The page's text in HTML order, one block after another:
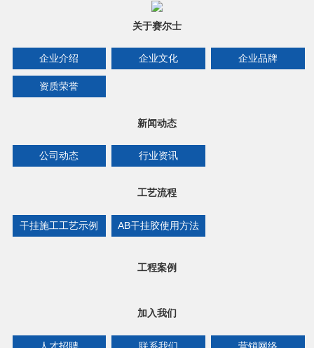
关于赛尔士
企业介绍 企业文化 企业品牌
资质荣誉
新闻动态
公司动态 行业资讯
工艺流程
干挂施工工艺示例 AB干挂胶使用方法
工程案例
加入我们
人才招聘 联系我们 营销网络